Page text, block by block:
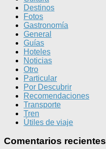
Destinos
Fotos
Gastronomía
General
Guías
Hoteles
Noticias
Otro
Particular
Por Descubrir
Recomendaciones
Transporte
Tren
Útiles de viaje
Comentarios recientes